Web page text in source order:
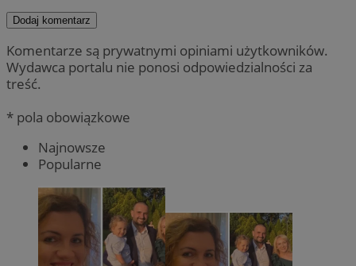
Dodaj komentarz
Komentarze są prywatnymi opiniami użytkowników.
Wydawca portalu nie ponosi odpowiedzialności za
treść.
* pola obowiązkowe
Najnowsze
Popularne